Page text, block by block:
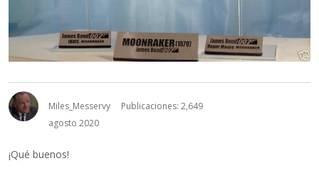
Miles_Messervy
Publicaciones: 2,649
agosto 2020
¡Qué buenos!